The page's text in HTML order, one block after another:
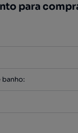
para
banho: